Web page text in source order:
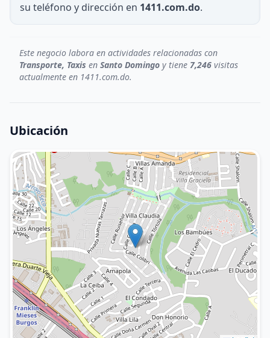
su teléfono y dirección en 1411.com.do.
Este negocio labora en actividades relacionadas con
Transporte, Taxis en Santo Domingo y tiene 7,246 visitas
actualmente en 1411.com.do.
Ubicación